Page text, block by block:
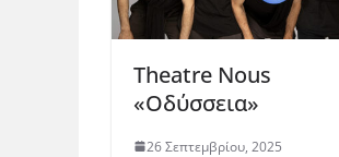
Theatre Nous
«Οδύσσεια»
26 Σεπτεμβρίου, 2025